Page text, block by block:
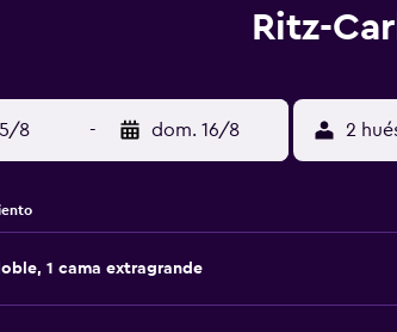
Ritz-
8 - dom. 16/8 2
1 cama extragrande